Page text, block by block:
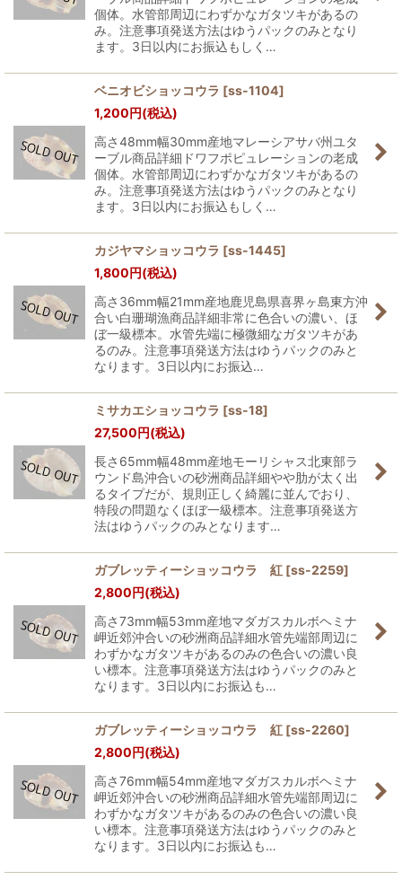
個体。水管部周辺にわずかなガタツキがあるの
み。注意事項発送方法はゆうパックのみとなり
ます。3日以内にお振込もしく…
ベニオビショッコウラ [ss-1104]
1,200円(税込)
高さ48mm幅30mm産地マレーシアサバ州ユタ
ーブル商品詳細ドワフポピュレーションの老成
個体。水管部周辺にわずかなガタツキがあるの
み。注意事項発送方法はゆうパックのみとなり
ます。3日以内にお振込もしく…
カジヤマショッコウラ [ss-1445]
1,800円(税込)
高さ36mm幅21mm産地鹿児島県喜界ヶ島東方沖
合い白珊瑚漁商品詳細非常に色合いの濃い、ほ
ぼ一級標本。水管先端に極微細なガタツキがあ
るのみ。注意事項発送方法はゆうパックのみと
なります。3日以内にお振込…
ミサカエショッコウラ [ss-18]
27,500円(税込)
長さ65mm幅48mm産地モーリシャス北東部ラ
ウンド島沖合いの砂洲商品詳細やや肋が太く出
るタイプだが、規則正しく綺麗に並んでおり、
特段の問題なくほぼ一級標本。注意事項発送方
法はゆうパックのみとなります…
ガブレッティーショッコウラ 紅 [ss-2259]
2,800円(税込)
高さ73mm幅53mm産地マダガスカルボヘミナ
岬近郊沖合いの砂洲商品詳細水管先端部周辺に
わずかなガタツキがあるのみの色合いの濃い良
い標本。注意事項発送方法はゆうパックのみと
なります。3日以内にお振込も…
ガブレッティーショッコウラ 紅 [ss-2260]
2,800円(税込)
高さ76mm幅54mm産地マダガスカルボヘミナ
岬近郊沖合いの砂洲商品詳細水管先端部周辺に
わずかなガタツキがあるのみの色合いの濃い良
い標本。注意事項発送方法はゆうパックのみと
なります。3日以内にお振込も…